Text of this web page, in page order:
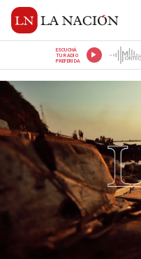
ESCUCHÁ
TU RADIO
PREFERIDA